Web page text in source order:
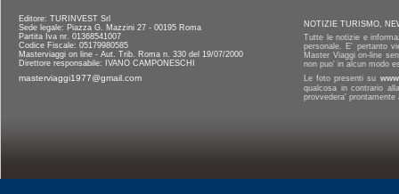
Editore: TURINVEST Srl
Sede legale: Piazza G. Mazzini 27 - 00195 Roma
Partita Iva nr. 01368541007
Codice Fiscale: 05179980585
Masterviaggi on line - Aut. Trib. Roma n. 330 del 19/07/2000
Direttore responsabile: IVANO CAMPONESCHI
masterviaggi1977@gmail.com
NOTIZIE TURISMO,
Tutte le notizie e
personale. E' pertanto
Master Viaggi on-line
non puo' in alcun modo
Le foto presenti su
qualcosa in contrario
provvedera'